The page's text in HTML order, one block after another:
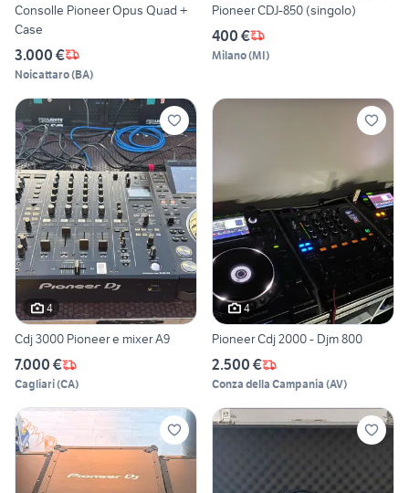
Consolle Pioneer Opus Quad +
Case
3.000 €
Noicattaro(BA)
Pioneer CDJ-850 (singolo)
400 €
Milano(MI)
4
Cdj 3000 Pioneer e mixer A9
7.000 €
Cagliari(CA)
4
Pioneer Cdj 2000 - Djm 800
2.500 €
Conza della Campania (AV)